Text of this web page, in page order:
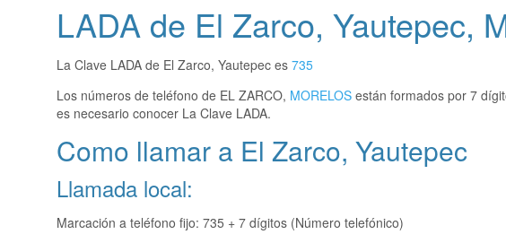
LADA de El Zarco, Yautepec,
La Clave LADA de El Zarco, Yautepec es 735
Los números de teléfono de EL ZARCO, MORELOS están formados por 7
es necesario conocer La Clave LADA.
Como llamar a El Zarco, Yautepec
Llamada local:
Marcación a teléfono fijo: 735 + 7 dígitos (Número telefónico)